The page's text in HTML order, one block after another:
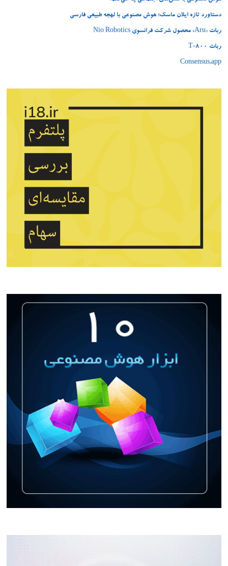
دستاورد تازه ایلان ماسک؛ هوش مصنوعی با لهجه طبیعی فارسی
ربات «Aru» محصول شرکت فرانسوی Nio Robotics
ربات T‑800
Consensus.app